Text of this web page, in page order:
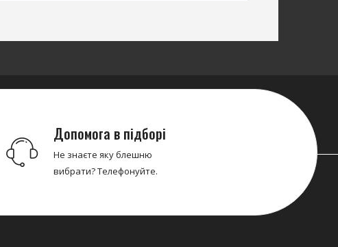
Допомога в підборі
Не знаєте яку блешню
вибрати? Телефонуйте.